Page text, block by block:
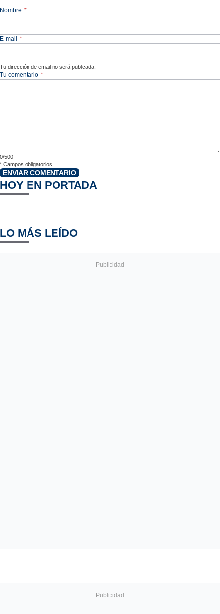
Nombre *
E-mail *
Tu dirección de email no será publicada.
Tu comentario *
0/500
* Campos obligatorios
ENVIAR COMENTARIO
HOY EN PORTADA
LO MÁS LEÍDO